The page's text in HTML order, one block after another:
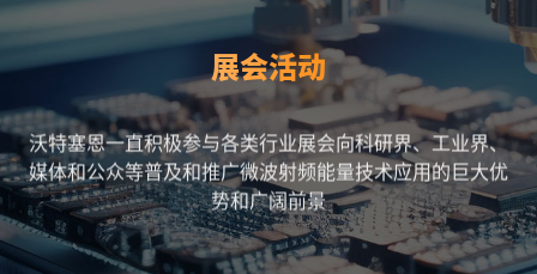
展会活动
沃特塞恩一直积极参与各类行业展会向科研界、工业界、
媒体和公众等普及和推广微波射频能量技术应用的巨大优
势和广阔前景